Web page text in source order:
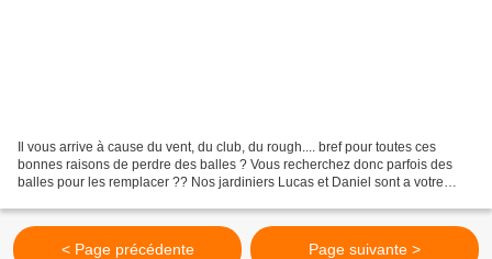
Il vous arrive à cause du vent, du club, du rough.... bref pour toutes ces
bonnes raisons de perdre des balles ? Vous recherchez donc parfois des
balles pour les remplacer ?? Nos jardiniers Lucas et Daniel sont a votre
< Page précédente Page suivante >